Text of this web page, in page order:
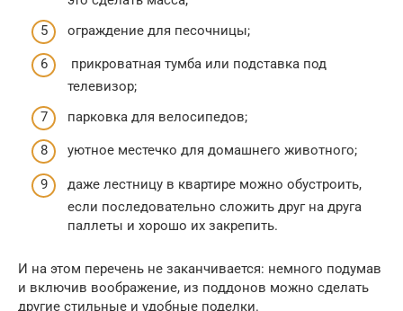
ограждение для песочницы;
прикроватная тумба или подставка под
телевизор;
парковка для велосипедов;
уютное местечко для домашнего животного;
даже лестницу в квартире можно обустроить,
если последовательно сложить друг на друга
паллеты и хорошо их закрепить.
И на этом перечень не заканчивается: немного подумав
и включив воображение, из поддонов можно сделать
другие стильные и удобные поделки.